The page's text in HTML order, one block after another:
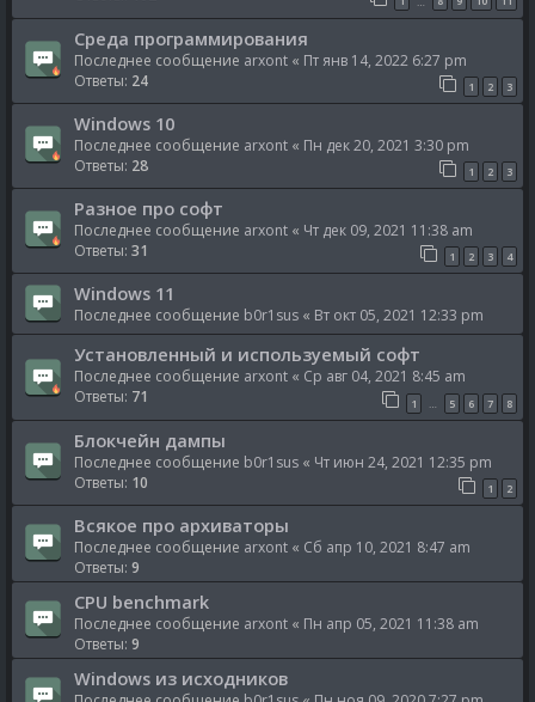
Среда программирования
Последнее сообщение arxont « Пт янв 14, 2022 6:27 pm
Ответы: 24 1 2 3
Windows 10
Последнее сообщение arxont « Пн дек 20, 2021 3:30 pm
Ответы: 28 1 2 3
Разное про софт
Последнее сообщение arxont « Чт дек 09, 2021 11:38 am
Ответы: 31 1 2 3 4
Windows 11
Последнее сообщение b0r1sus « Вт окт 05, 2021 12:33 pm
Установленный и используемый софт
Последнее сообщение arxont « Ср авг 04, 2021 8:45 am
Ответы: 71 1 … 5 6 7 8
Блокчейн дампы
Последнее сообщение b0r1sus « Чт июн 24, 2021 12:35 pm
Ответы: 10 1 2
Всякое про архиваторы
Последнее сообщение arxont « Сб апр 10, 2021 8:47 am
Ответы: 9
CPU benchmark
Последнее сообщение arxont « Пн апр 05, 2021 11:38 am
Ответы: 9
Windows из исходников